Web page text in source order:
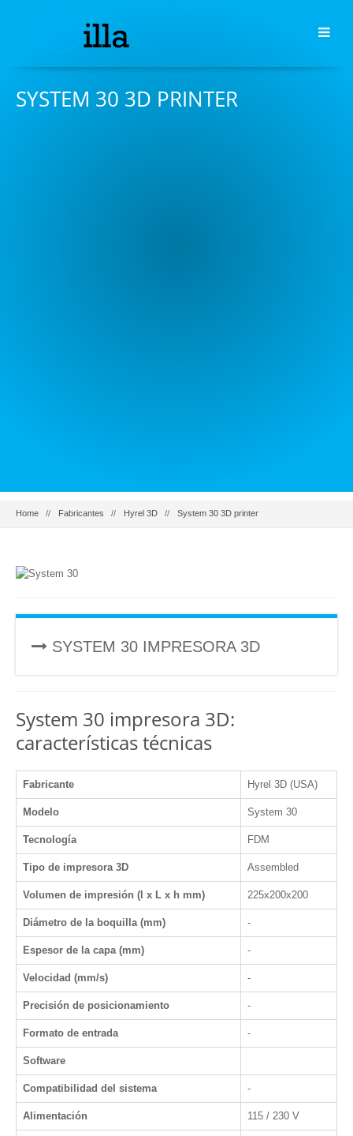
SYSTEM 30 3D PRINTER
Home Fabricantes Hyrel 3D System 30 3D printer
SYSTEM 30 IMPRESORA 3D
System 30 impresora 3D:
características técnicas
Fabricante Hyrel 3D (USA)
Modelo System 30
Tecnología FDM
Tipo de impresora 3D Assembled
Volumen de impresión (l x L x h mm) 225x200x200
Diámetro de la boquilla (mm) -
Espesor de la capa (mm) -
Velocidad (mm/s) -
Precisión de posicionamiento -
Formato de entrada -
Software
Compatibilidad del sistema -
Alimentación 115 / 230 V